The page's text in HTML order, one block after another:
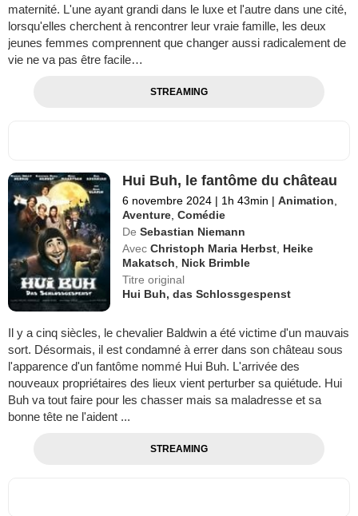
maternité. L'une ayant grandi dans le luxe et l'autre dans une cité,
lorsqu'elles cherchent à rencontrer leur vraie famille, les deux
jeunes femmes comprennent que changer aussi radicalement de
vie ne va pas être facile…
STREAMING
Hui Buh, le fantôme du château
6 novembre 2024 | 1h 43min | Animation
Aventure ,Comédie
De Sebastian Niemann
Avec Christoph Maria Herbst Heike
Makatsch
Nick Brimble
Titre original
Hui Buh, das Schlossgespenst
Il y a cinq siècles, le chevalier Baldwin a été victime d'un mauvais
sort. Désormais, il est condamné à errer dans son château sous
l'apparence d'un fantôme nommé Hui Buh. L'arrivée des
nouveaux propriétaires des lieux vient perturber sa quiétude. Hui
Buh va tout faire pour les chasser mais sa maladresse et sa
bonne tête ne l'aident ...
STREAMING